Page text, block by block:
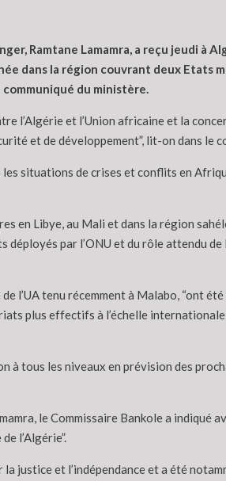
Ramtane Lamamra, a reçu jeudi à
dans la région couvrant deux Etats
communiqué du ministère.
l’Algérie et l’Union africaine et la
et de développement”, lit-on dans le
situations de crises et conflits en
en Libye, au Mali et dans la région
par l’ONU et du rôle attendu
l’UA tenu récemment à Malabo, “ont
plus effectifs à l’échelle
tous les niveaux en prévision des
le Commissaire Bankole a
l’Algérie”.
justice et l’indépendance et a été